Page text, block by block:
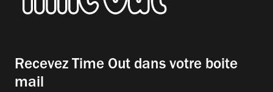
Recevez Time Out dans votre boite
mail